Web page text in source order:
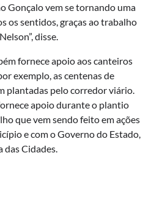
Gonçalo vem se tornando uma
os sentidos, graças ao trabalho
disse.
fornece apoio aos canteiros
exemplo, as centenas de
plantadas pelo corredor viário.
apoio durante o plantio
que vem sendo feito em ações
e com o Governo do Estado,
das Cidades.